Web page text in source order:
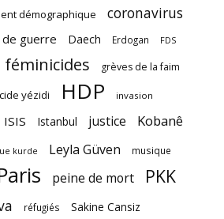
démographique coronavirus
guerre Daech Erdogan FDS
féminicides grèves de la faim
yézidi HDP invasion
ISIS Istanbul justice Kobanê
kurde Leyla Güven musique
peine de mort PKK
réfugiés Sakine Cansiz